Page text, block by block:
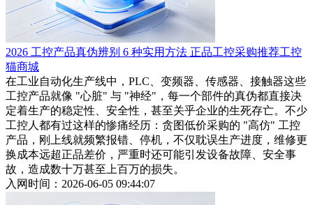
2026 工控产品真伪辨别 6 种实用方法 正品工控采购推荐工控
猫商城
在工业自动化生产线中，PLC、变频器、传感器、接触器这些
工控产品就像 "心脏" 与 "神经"，每一个部件的真伪都直接决
定着生产的稳定性、安全性，甚至关乎企业的生死存亡。不少
工控人都有过这样的惨痛经历：贪图低价采购的 "高仿" 工控
产品，刚上线就频繁报错、停机，不仅耽误生产进度，维修更
换成本远超正品差价，严重时还可能引发设备故障、安全事
故，造成数十万甚至上百万的损失。
入网时间：2026-06-05 09:44:07